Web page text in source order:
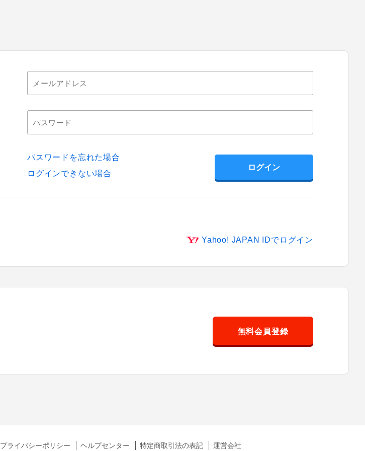
パスワードを忘れた場合
ログインできない場合
Yahoo! JAPAN IDでログイン
無料会員登録
プライバシーポリシー ヘルプセンター 特定商取引法の表記 運営会社